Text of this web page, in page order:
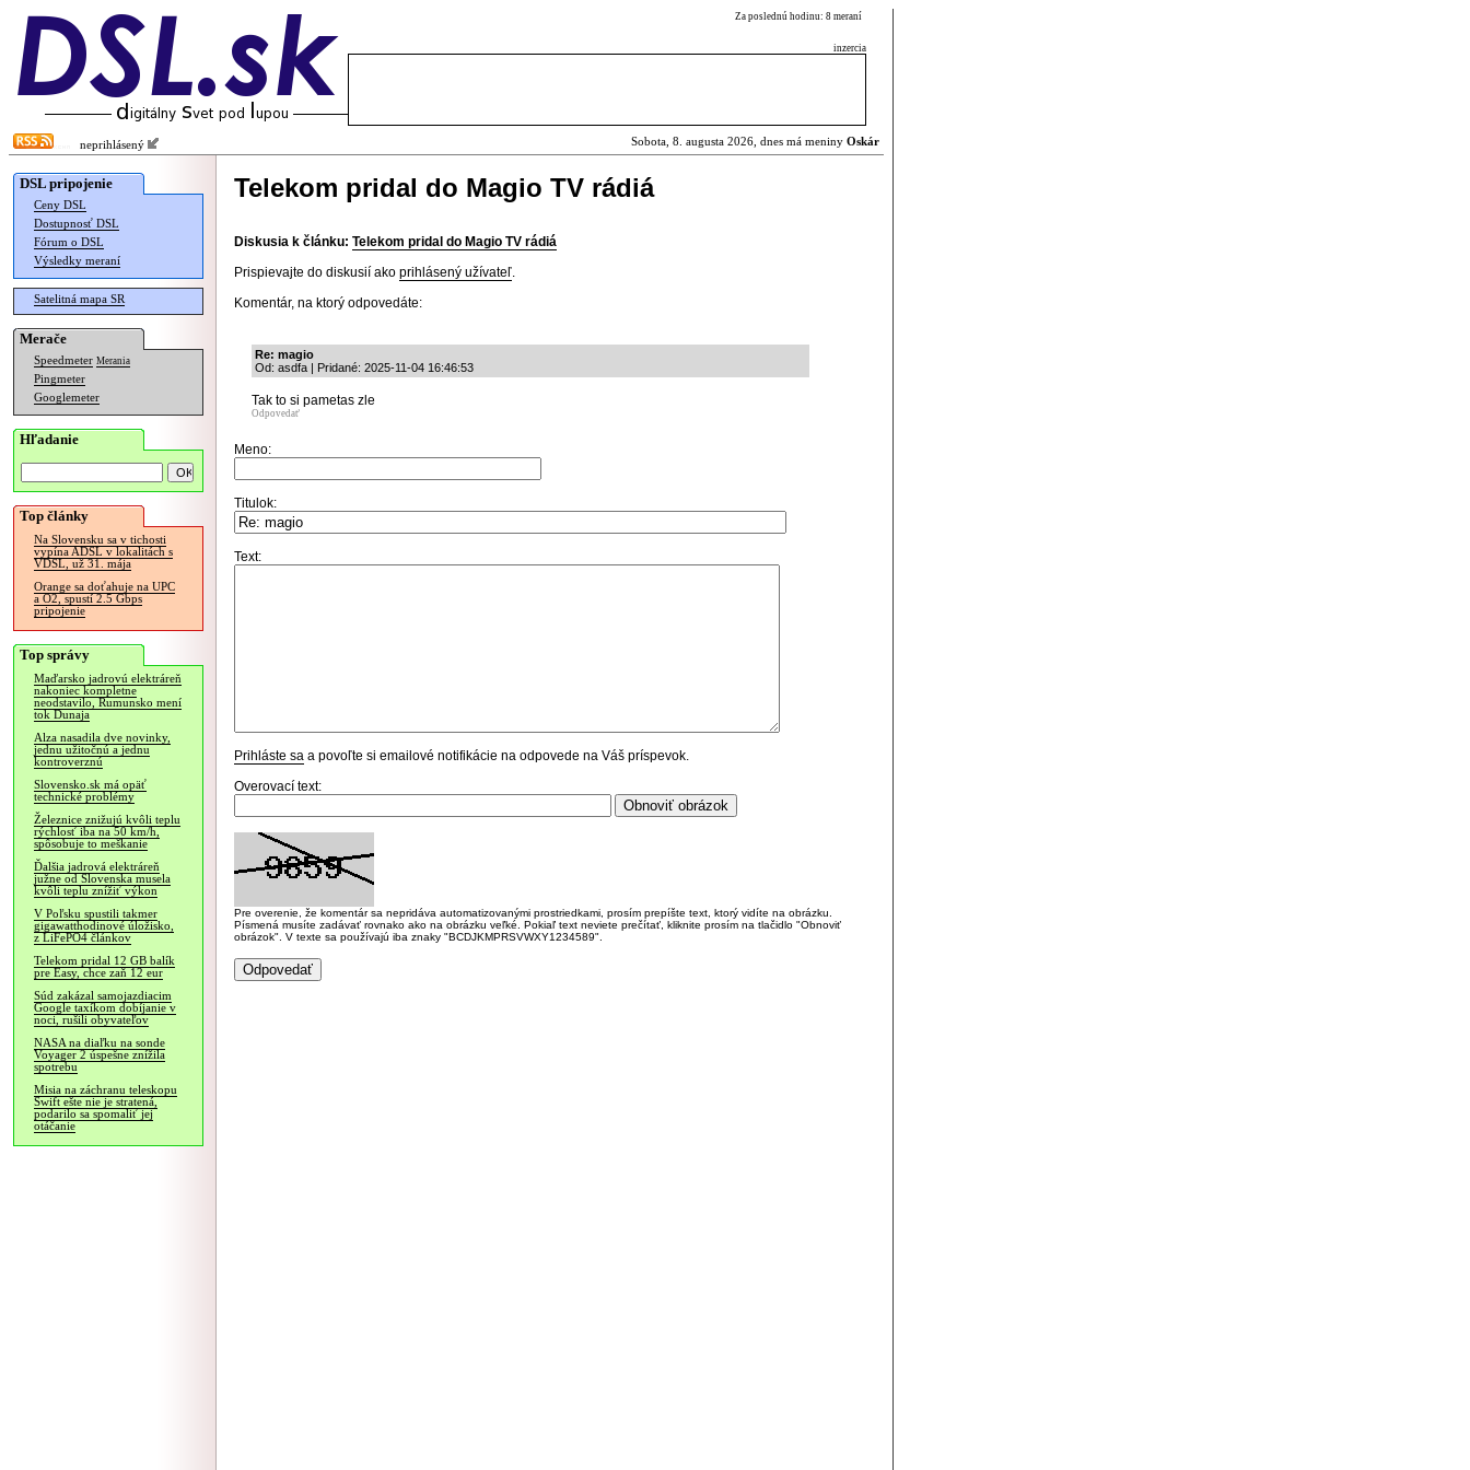
Za poslednú hodinu: 8 meraní
inzercia
neprihlásený Sobota, 8. augusta 2026, dnes má meniny Oskár
DSL pripojenie
Ceny DSL
Dostupnosť DSL
Fórum o DSL
Výsledky meraní
Satelitná mapa SR
Merače
Speedmeter Merania
Pingmeter
Googlemeter
Hľadanie
Top články
Na Slovensku sa v tichosti
vypína ADSL v lokalitách s
VDSL, už 31. mája
Orange sa doťahuje na UPC
a O2, spustí 2.5 Gbps
pripojenie
Top správy
Maďarsko jadrovú elektráreň
nakoniec kompletne
neodstavilo, Rumunsko mení
tok Dunaja
Alza nasadila dve novinky,
jednu užitočnú a jednu
kontroverznú
Slovensko.sk má opäť
technické problémy
Železnice znižujú kvôli teplu
rýchlosť iba na 50 km/h,
spôsobuje to meškanie
Ďalšia jadrová elektráreň
južne od Slovenska musela
kvôli teplu znížiť výkon
V Poľsku spustili takmer
gigawatthodinové úložisko,
z LiFePO4 článkov
Telekom pridal 12 GB balík
pre Easy, chce zaň 12 eur
Súd zakázal samojazdiacim
Google taxíkom dobíjanie v
noci, rušili obyvateľov
NASA na diaľku na sonde
Voyager 2 úspešne znížila
spotrebu
Misia na záchranu teleskopu
Swift ešte nie je stratená,
podarilo sa spomaliť jej
otáčanie
Telekom pridal do Magio TV rádiá
Diskusia k článku: Telekom pridal do Magio TV rádiá
Prispievajte do diskusií ako prihlásený užívateľ.
Komentár, na ktorý odpovedáte:
Re: magio
Od: asdfa | Pridané: 2025-11-04 16:46:53
Tak to si pametas zle
Odpovedať
Meno:
Titulok:
Text:
Prihláste sa a povoľte si emailové notifikácie na odpovede na Váš príspevok.
Overovací text:
Pre overenie, že komentár sa nepridáva automatizovanými prostriedkami, prosím prepíšte text, ktorý vidíte na obrázku.
Písmená musíte zadávať rovnako ako na obrázku veľké. Pokiaľ text neviete prečítať, kliknite prosím na tlačidlo "Obnoviť
obrázok". V texte sa používajú iba znaky "BCDJKMPRSVWXY1234589".